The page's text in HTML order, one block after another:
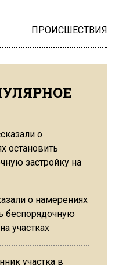
ПРОИСШЕСТВИЯ
о намерениях
беспорядочную
участках